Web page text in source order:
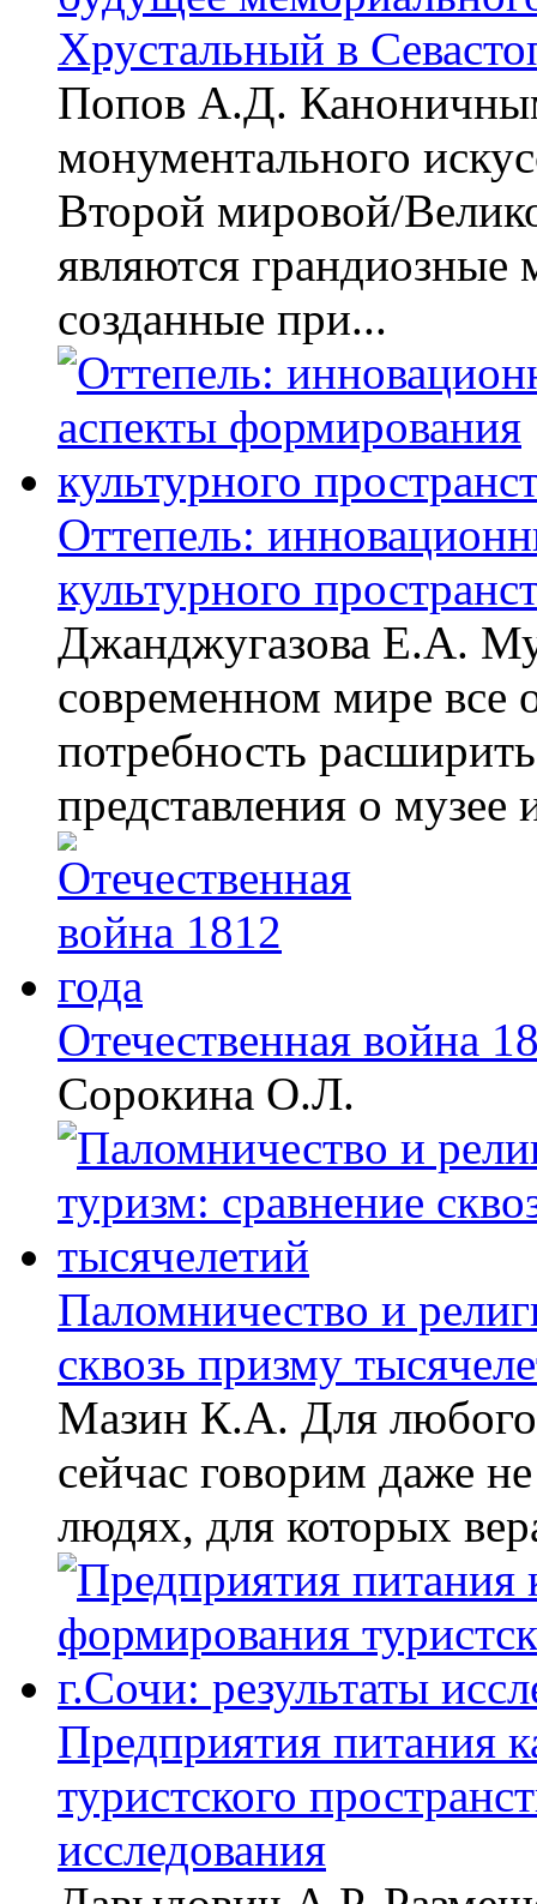
Хрустальный в
Попов А.Д.
монументального
Второй мировой/
являются
созданные при...
Оттепель:
культурного
Джанджугазова Е.А.
современном мире все
потребность
представления о музее
Отечественная война
Сорокина О.Л.
Паломничество и
сквозь призму
Мазин К.А. Для
сейчас говорим даже
людях, для которых
Предприятия питания
туристского
исследования